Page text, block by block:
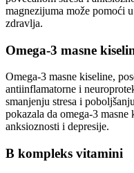
magnezijuma može pomoći
zdravlja.
Omega-3 masne
Omega-3 masne kiseline,
antiinflamatorne i
smanjenju stresa i
pokazala da omega-3
anksioznosti i depresije.
B kompleks vitamini